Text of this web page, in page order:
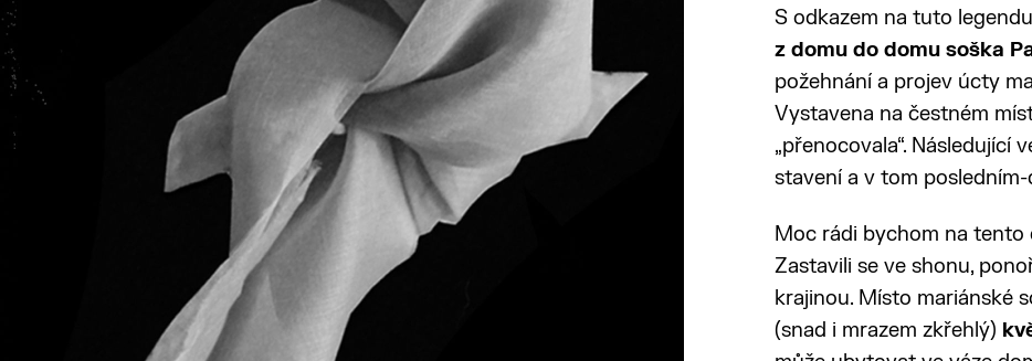
S odkazem na tuto
z domu do domu soška
požehnání a projev úcty
Vystavena na čestném
„přenocovala“. Následující
stavení a v tom
Moc rádi bychom na tento
Zastavili se ve shonu,
krajinou. Místo mariánské
(snad i mrazem zkřehlý)